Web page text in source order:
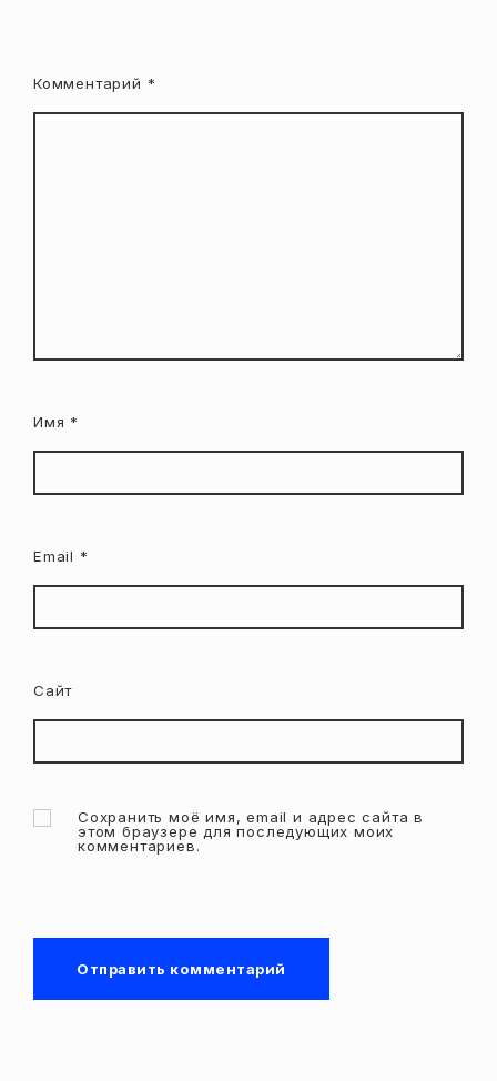
Комментарий *
Имя *
Email *
Сайт
Сохранить моё имя, email и адрес сайта в
этом браузере для последующих моих
комментариев.